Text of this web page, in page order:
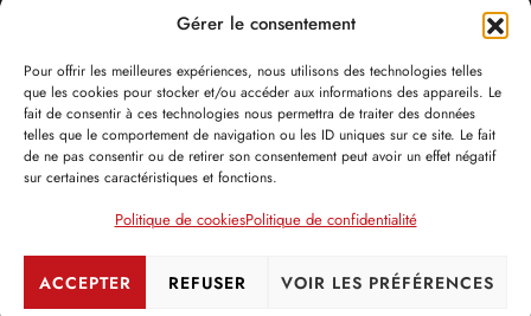
Gérer le consentement
Pour offrir les meilleures expériences, nous utilisons des technologies telles
que les cookies pour stocker et/ou accéder aux informations des appareils. Le
fait de consentir à ces technologies nous permettra de traiter des données
telles que le comportement de navigation ou les ID uniques sur ce site. Le fait
de ne pas consentir ou de retirer son consentement peut avoir un effet négatif
sur certaines caractéristiques et fonctions.
ACCEPTER REFUSER VOIR LES PRÉFÉRENCES
Politique de cookiesPolitique de confidentialité
Suivez-nous
Politique de cookies
Crédits
Se connecter